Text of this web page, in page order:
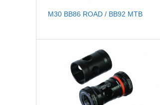
M30 BB86 ROAD / BB92 MTB